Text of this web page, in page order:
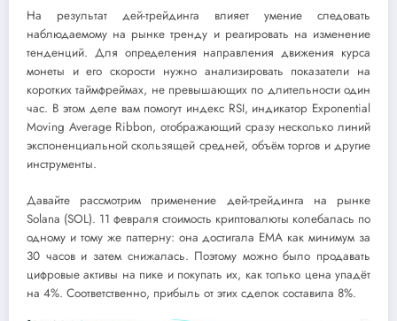
На результат дей-трейдинга влияет умение следовать
наблюдаемому на рынке тренду и реагировать на изменение
тенденций. Для определения направления движения курса
монеты и его скорости нужно анализировать показатели на
коротких таймфреймах, не превышающих по длительности один
час. В этом деле вам помогут индекс RSI, индикатор Exponential
Moving Average Ribbon, отображающий сразу несколько линий
экспоненциальной скользящей средней, объём торгов и другие
инструменты.
Давайте рассмотрим применение дей-трейдинга на рынке
Solana (SOL). 11 февраля стоимость криптовалюты колебалась по
одному и тому же паттерну: она достигала EMA как минимум за
30 часов и затем снижалась. Поэтому можно было продавать
цифровые активы на пике и покупать их, как только цена упадёт
на 4%. Соответственно, прибыль от этих сделок составила 8%.